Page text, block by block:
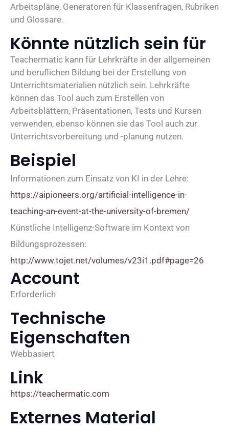
Arbeitspläne, Generatoren für Klassenfragen, Rubriken
und Glossare.
Könnte nützlich sein für
Teachermatic kann für Lehrkräfte in der allgemeinen
und beruflichen Bildung bei der Erstellung von
Unterrichtsmaterialien nützlich sein. Lehrkräfte
können das Tool auch zum Erstellen von
Arbeitsblättern, Präsentationen, Tests und Kursen
verwenden, ebenso können sie das Tool auch zur
Unterrichtsvorbereitung und -planung nutzen.
Beispiel
Informationen zum Einsatz von KI in der Lehre:
https://aipioneers.org/artificial-intelligence-in-
teaching-an-event-at-the-university-of-bremen/
Künstliche Intelligenz-Software im Kontext von
Bildungsprozessen:
http://www.tojet.net/volumes/v23i1.pdf#page=26
Account
Erforderlich
Technische
Eigenschaften
Webbasiert
Link
https://teachermatic.com
Externes Material